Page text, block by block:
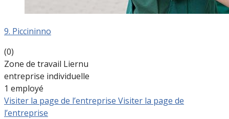
9. Piccininno
(0)
Zone de travail Liernu
entreprise individuelle
1 employé
Visiter la page de l’entreprise Visiter la page de
l’entreprise